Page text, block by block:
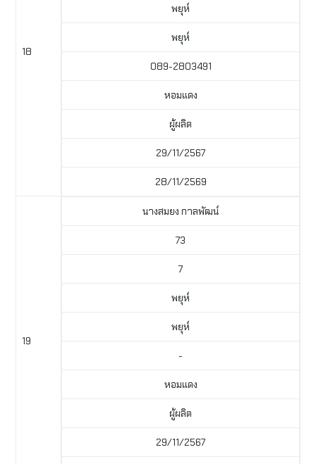
18
พยุห์
พยุห์
089-2803491
หอมแดง
ผู้ผลิต
29/11/2567
28/11/2569
19
นางสมยง กาลพัฒน์
73
7
พยุห์
พยุห์
-
หอมแดง
ผู้ผลิต
29/11/2567